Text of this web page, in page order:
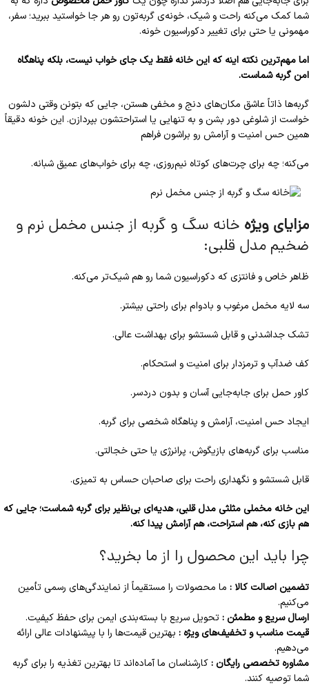
شما کمک می‌کنه راحت و شیک، خونه‌ی گربه‌تون رو هر جا خواستید ببرید؛ سفر،
مهمونی یا حتی برای تغییر دکوراسیون خونه.
اما مهم‌ترین نکته اینه که این خانه فقط یک جای خواب نیست، بلکه پناهگاه
امن گربه شماست.
گربه‌ها ذاتاً عاشق مکان‌های دنج و مخفی هستن، جایی که بتونن وقتی دلشون
خواست از شلوغی دور بشن و به تنهایی یا استراحتشون بپردازن. این خونه دقیقاً
همین حس امنیت و آرامش رو براشون فراهم
می‌کنه؛ چه برای چرت‌های کوتاه نیم‌روزی، چه برای خواب‌های عمیق شبانه.
مزایای ویژه خانه سگ و گربه از جنس مخمل نرم و
ضخیم مدل قلبی:
ظاهر خاص و فانتزی که دکوراسیون شما رو هم شیک‌تر می‌کنه.
سه لایه مخمل مرغوب و بادوام برای راحتی بیشتر.
تشک جداشدنی و قابل شستشو برای بهداشت عالی.
کف ضدآب و ترمزدار برای امنیت و استحکام.
کاور حمل برای جابه‌جایی آسان و بدون دردسر.
ایجاد حس امنیت، آرامش و پناهگاه شخصی برای گربه.
مناسب برای گربه‌های بازیگوش، پرانرژی یا حتی خجالتی.
قابل شستشو و نگهداری راحت برای صاحبان حساس به تمیزی.
این خانه مخملی مثلثی مدل قلبی، هدیه‌ای بی‌نظیر برای گربه شماست؛ جایی که
هم بازی کنه، هم استراحت، هم آرامش پیدا کنه.
چرا باید این محصول را از ما بخرید؟
تضمین اصالت کالا : ما محصولات را مستقیماً از نمایندگی‌های رسمی تأمین
می‌کنیم.
ارسال سریع و مطمئن :تحویل سریع با بسته‌بندی ایمن برای حفظ کیفیت.
قیمت مناسب و تخفیف‌های ویژه : بهترین قیمت‌ها را با پیشنهادات عالی ارائه
می‌دهیم.
مشاوره تخصصی رایگان :کارشناسان ما آماده‌اند تا بهترین تغذیه را برای گربه
شما توصیه کنند.